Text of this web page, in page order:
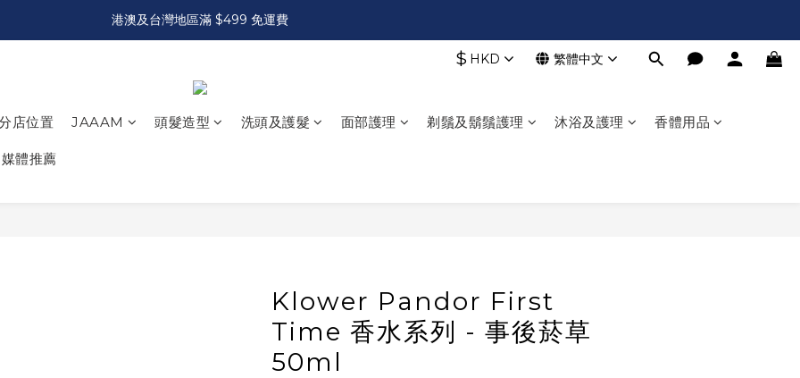
港澳及台灣地區滿 $499 免運費
$ HKD 繁體中文
店位置 JAAAM 頭髮造型 洗頭及護髮 面部護理 剃鬚及鬍鬚護理 沐浴及護理 香體用品
媒體推薦
Klower Pandor First
Time 香水系列 - 事後菸草
50ml